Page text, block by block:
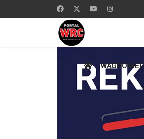
WĄGROWIEC